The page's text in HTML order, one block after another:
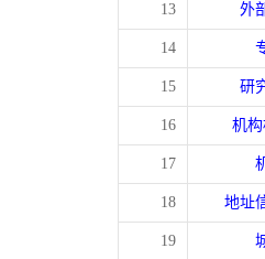
13 外
14
15 研
16 机
17
18 地址
19